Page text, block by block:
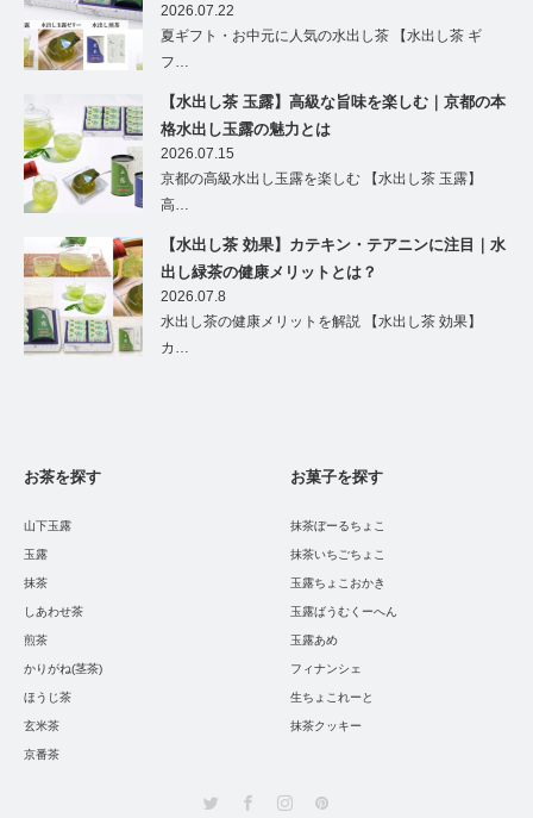
2026.07.22
夏ギフト・お中元に人気の水出し茶 【水出し茶 ギ
フ…
【水出し茶 玉露】高級な旨味を楽しむ｜京都の本
格水出し玉露の魅力とは
2026.07.15
京都の高級水出し玉露を楽しむ 【水出し茶 玉露】
高…
【水出し茶 効果】カテキン・テアニンに注目｜水
出し緑茶の健康メリットとは？
2026.07.8
水出し茶の健康メリットを解説 【水出し茶 効果】
カ…
お茶を探す
山下玉露
玉露
抹茶
しあわせ茶
煎茶
かりがね(茎茶)
ほうじ茶
玄米茶
京番茶
お菓子を探す
抹茶ぼーるちょこ
抹茶いちごちょこ
玉露ちょこおかき
玉露ばうむくーへん
玉露あめ
フィナンシェ
生ちょこれーと
抹茶クッキー
Instagram
Pinterest